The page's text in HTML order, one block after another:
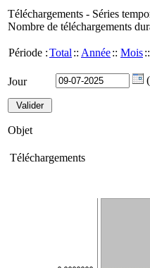
Téléchargements - Séries
Nombre de téléchargements
Période :Total :: Année:: Mois::
Jour
Objet
Téléchargements